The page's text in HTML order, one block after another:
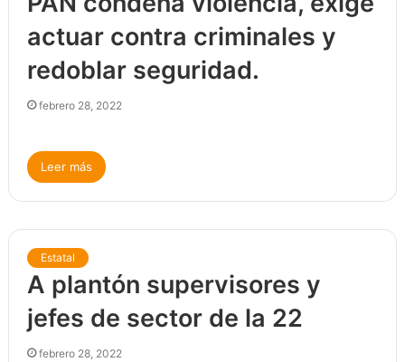
actuar contra criminales y
redoblar seguridad.
febrero 28, 2022
Leer más
Estatal
A plantón supervisores y
jefes de sector de la 22
febrero 28, 2022